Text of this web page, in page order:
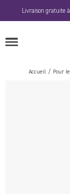
contenu
Livraison gratuite
OUVRIRE
LE
Accueil Pour